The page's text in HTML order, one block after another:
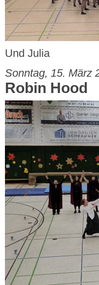
Und Julia
Sonntag, 15. März
Robin Hood